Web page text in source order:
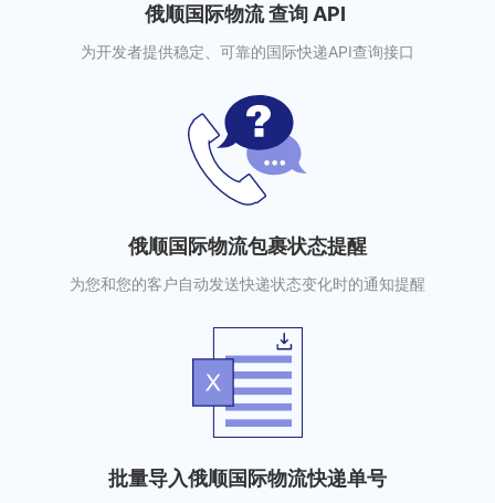
俄顺国际物流 查询 API
为开发者提供稳定、可靠的国际快递API查询接口
俄顺国际物流包裹状态提醒
为您和您的客户自动发送快递状态变化时的通知提醒
批量导入俄顺国际物流快递单号